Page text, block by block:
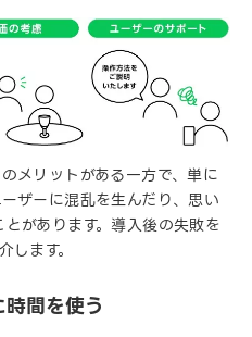
メリットがある一方で、単に
ザーに混乱を生んだり、思い
があります。導入後の失敗を
ます。
間を使う